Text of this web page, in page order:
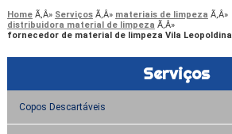
Home Serviços
materiais de limpeza
distribuidora material de limpeza
fornecedor de material de limpeza Vila Leopoldina
Serviços
Copos Descartáveis